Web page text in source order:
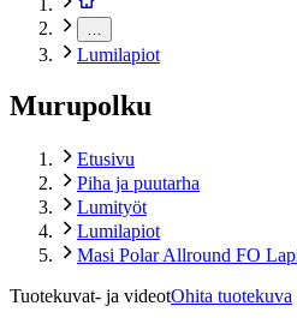
Lumilapiot
Murupolku
Etusivu
Piha ja puutarha
Lumityöt
Lumilapiot
Masi Polar Allround FO
Tuotekuvat- ja videotOhita tuotekuva